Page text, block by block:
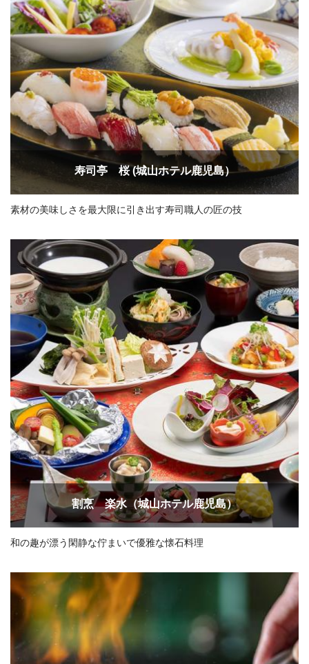
寿司亭 桜 (城山ホテル鹿児島）
素材の美味しさを最大限に引き出す寿司職人の匠の技
割烹 楽水（城山ホテル鹿児島）
和の趣が漂う閑静な佇まいで優雅な懐石料理